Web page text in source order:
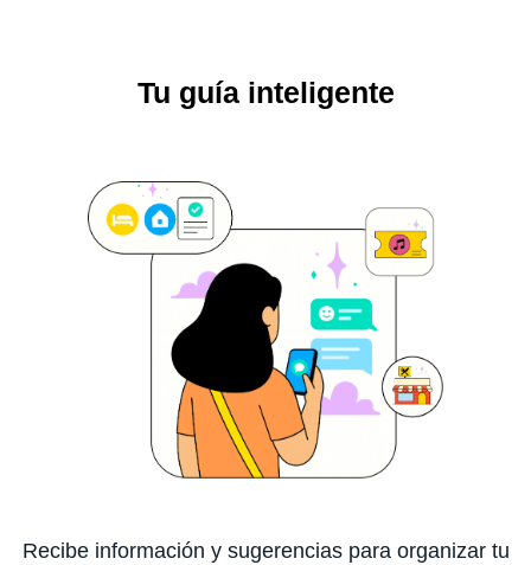
Tu guía inteligente
Recibe información y sugerencias para organizar tu